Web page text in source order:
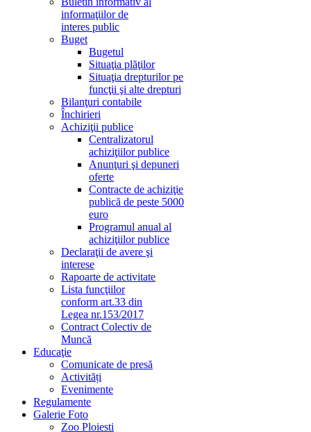
informaţiilor de
interes public
Buget
Bugetul
Situaţia plăţilor
Situaţia drepturilor pe
funcţii şi alte drepturi
Bilanţuri contabile
Închirieri
Achiziţii publice
Centralizatorul
achiziţiilor publice
Anunţuri şi depuneri
oferte
Contracte de achiziţie
publică de peste 5000
euro
Programul anual al
achiziţiilor publice
Declaraţii de avere şi
interese
Rapoarte de activitate
Lista funcţiilor
conform art.33 din
Legea nr.153/2017
Contract Colectiv de
Muncă
Educaţie
Comunicate de presă
Activități
Evenimente
Regulamente
Galerie Foto
Zoo Ploiesti